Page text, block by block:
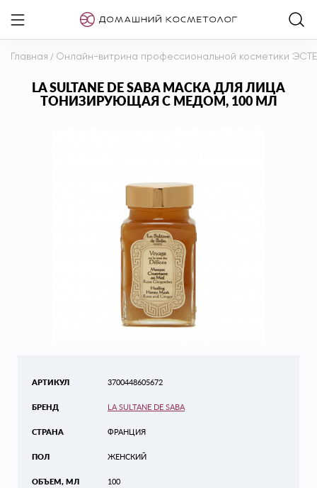
Главная / Онлайн-витрина профессиональной косметики
LA SULTANE DE SABA МАСКА ДЛЯ ЛИЦА
ТОНИЗИРУЮЩАЯ С МЕДОМ, 100 МЛ
АРТИКУЛ
БРЕНД
СТРАНА
ПОЛ
ОБЪЕМ, МЛ
3700448605672
LA SULTANE DE SABA
ФРАНЦИЯ
ЖЕНСКИЙ
100